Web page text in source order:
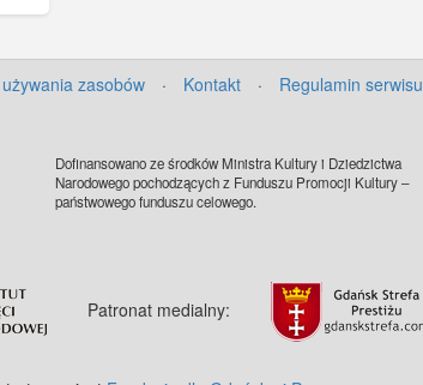
zasobów · Kontakt · Regulamin serwisu
Dofinansowano ze środków Ministra Kultury i Dziedzictwa
Narodowego pochodzących z Funduszu Promocji Kultury –
państwowego funduszu celowego.
Patronat medialny: